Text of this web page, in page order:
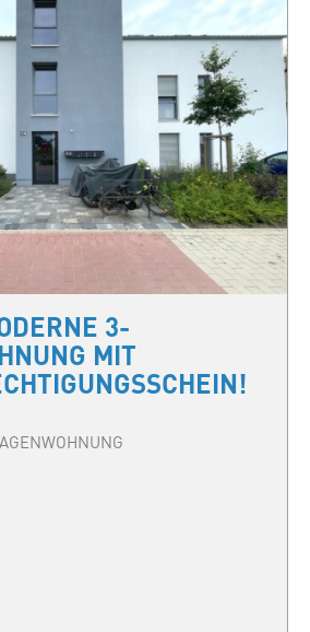
3-
MIT